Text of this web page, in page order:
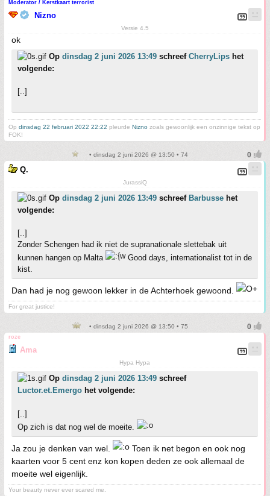
Moderator / Kerstkaart terrorist
Nizno
Versie 4.5
ok
Op dinsdag 2 juni 2026 13:49 schreef CherryLips het
volgende:
[..]
Op dinsdag 22 februari 2022 22:22 pleurde Nizno zoals gewoonlijk een onzinnige tekst op
FOK!
• dinsdag 2 juni 2026 @ 13:50 • 74
Q.
JurassiQ
Op dinsdag 2 juni 2026 13:49 schreef Barbusse het
volgende:
[..]
Zonder Schengen had ik niet de supranationale slettebak uit
kunnen hangen op Malta
Good days, internationalist tot in de
kist.
Dan had je nog gewoon lekker in de Achterhoek gewoond.
For great justice!
• dinsdag 2 juni 2026 @ 13:50 • 75
roze
Ama
Hypa Hypa
Op dinsdag 2 juni 2026 13:49 schreef
Luctor.et.Emergo het volgende:
[..]
Op zich is dat nog wel de moeite.
Ja zou je denken van wel.
Toen ik net begon en ook nog
kaarten voor 5 cent enz kon kopen deden ze ook allemaal de
moeite wel eigenlijk.
Your beauty never ever scared me.